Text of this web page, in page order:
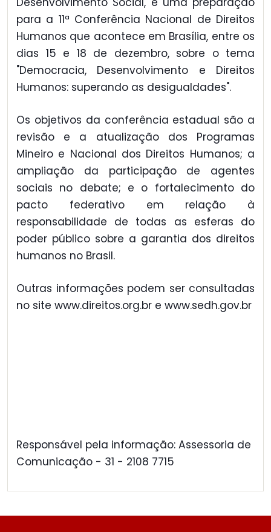
para a 11ª Conferência Nacional de Direitos
Humanos que acontece em Brasília, entre os
dias 15 e 18 de dezembro, sobre o tema
"Democracia, Desenvolvimento e Direitos
Humanos: superando as desigualdades".
Os objetivos da conferência estadual são a
revisão e a atualização dos Programas
Mineiro e Nacional dos Direitos Humanos; a
ampliação da participação de agentes
sociais no debate; e o fortalecimento do
pacto federativo em relação à
responsabilidade de todas as esferas do
poder público sobre a garantia dos direitos
humanos no Brasil.
Outras informações podem ser consultadas
no site www.direitos.org.br e www.sedh.gov.br
Responsável pela informação: Assessoria de
Comunicação - 31 - 2108 7715